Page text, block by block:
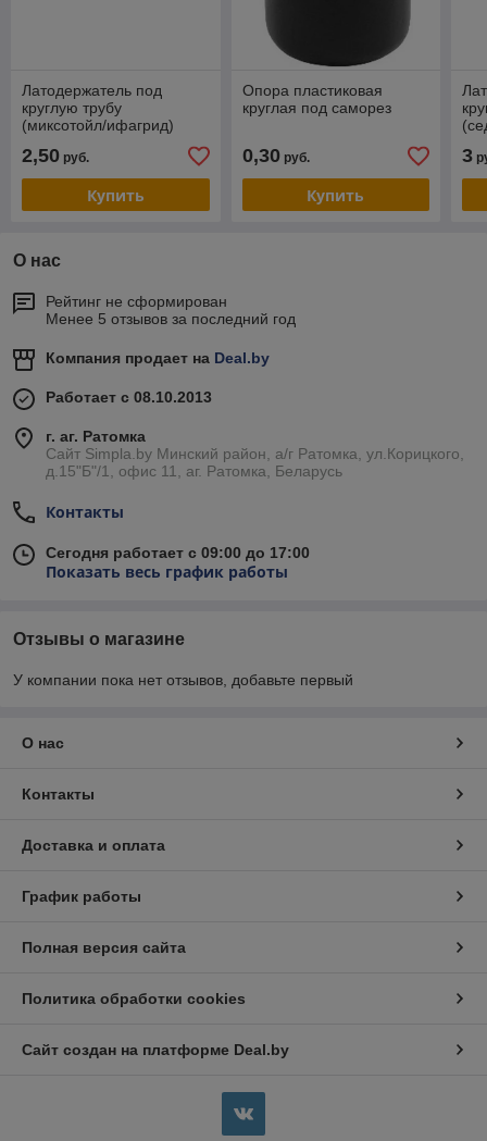
Латодержатель под
круглую трубу
(миксотойл/ифагрид)
2,50 руб.
Купить
Опора пластиковая
круглая под саморез
0,30руб.
Купить
3
О нас
Рейтинг не сформирован
Менее 5 отзывов за последний год
Компания продает на Deal.by
Работает с 08.10.2013
г. аг. Ратомка
Сайт Simpla.by Минский район, а/г Ратомка, ул.Корицкого,
д.15"Б"/1, офис 11, аг. Ратомка, Беларусь
Контакты
Сегодня работает с 09:00 до 17:00
Показать весь график работы
Отзывы о магазине
У компании пока нет отзывов, добавьте первый
О нас
Контакты
Доставка и оплата
График работы
Полная версия сайта
Политика обработки cookies
Сайт создан на платформе Deal.by